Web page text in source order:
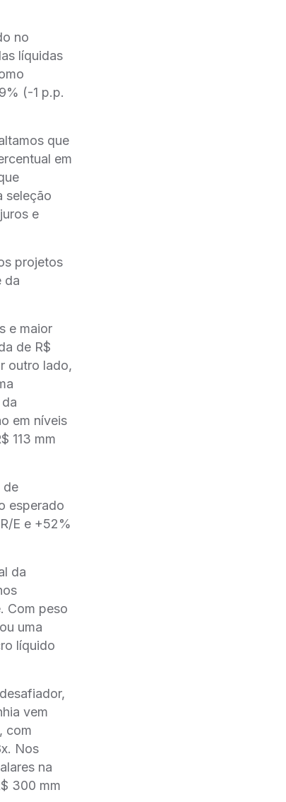
no
líquidas
(-1 p.p.
que
em
seleção
e
projetos
da
e maior
de R$
outro lado,
em níveis
113 mm
de
esperado
E e +52%
da
Com peso
uma
líquido
vem
com
Nos
na
300 mm